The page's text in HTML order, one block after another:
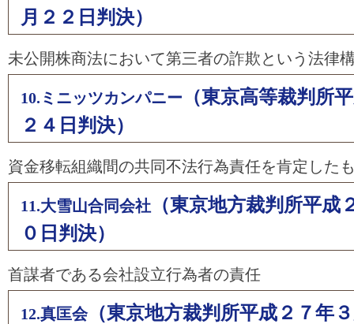
月２２日判決）
未公開株商法において第三者の詐欺という法律
10.ミニッツカンパニー
（東京高等裁判所
２４日判決）
資金移転組織間の共同不法行為責任を肯定した
11.大雪山合同会社 （東京地方裁判所平成
０日判決）
首謀者である会社設立行為者の責任
12.真匡会（東京地方裁判所平成２７年